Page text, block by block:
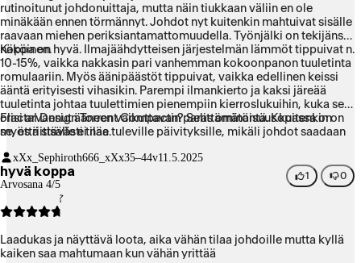
rutinoitunut johdonuittaja, mutta näin tiukkaan väliin en ole
minäkään ennen törmännyt. Johdot nyt kuitenkin mahtuivat sisälle
raavaan miehen periksiantamattomuudella. Työnjälki on tekijänsä
näköinen.
Koppa on hyvä. Ilmajäähdytteisen järjestelmän lämmöt tippuivat n.
10-15%, vaikka nakkasin pari vanhemman kokoonpanon tuuletinta
romulaariin. Myös äänipäästöt tippuivat, vaikka edellinen keissi
ääntä erityisesti vihasikin. Parempi ilmankierto ja kaksi järeää
tuuletinta johtaa tuulettimien pienempiin kierroslukuihin, kuka sen
olisi arvannut ääneen vaikuttavan? Selittämätöntä. Kopassa on
myös riittävästi tilaa tuleville päivityksille, mikäli johdot saadaan
Fractal Design Torrent Compactin paras ominaisuus kuitenkin on
se, että sisälle ei näe.
xXx_Sephiroth666_xXx35–44v11.5.2025
hyvä koppa
Arvosana 4/5
1 0
Laadukas ja näyttävä loota, aika vähän tilaa johdoille mutta kyllä
kaiken saa mahtumaan kun vähän yrittää